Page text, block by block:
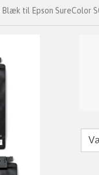
Blæk til Epson SureColor